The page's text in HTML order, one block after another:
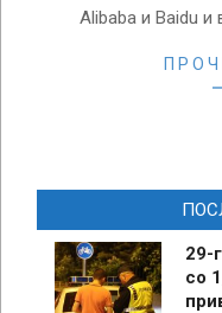
Alibaba и Baidu
29-
со